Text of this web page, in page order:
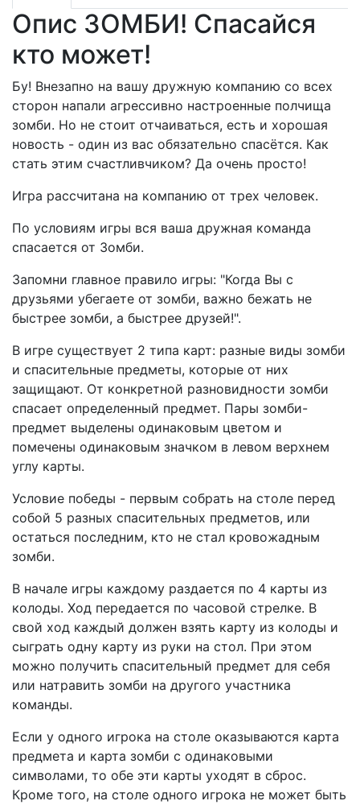
Опис ЗОМБИ! Спасайся
кто может!
Бу! Внезапно на вашу дружную компанию со всех
сторон напали агрессивно настроенные полчища
зомби. Но не стоит отчаиваться, есть и хорошая
новость - один из вас обязательно спасётся. Как
стать этим счастливчиком? Да очень просто!
Игра рассчитана на компанию от трех человек.
По условиям игры вся ваша дружная команда
спасается от Зомби.
Запомни главное правило игры: "Когда Вы с
друзьями убегаете от зомби, важно бежать не
быстрее зомби, а быстрее друзей!".
В игре существует 2 типа карт: разные виды зомби
и спасительные предметы, которые от них
защищают. От конкретной разновидности зомби
спасает определенный предмет. Пары зомби-
предмет выделены одинаковым цветом и
помечены одинаковым значком в левом верхнем
углу карты.
Условие победы - первым собрать на столе перед
собой 5 разных спасительных предметов, или
остаться последним, кто не стал кровожадным
зомби.
В начале игры каждому раздается по 4 карты из
колоды. Ход передается по часовой стрелке. В
свой ход каждый должен взять карту из колоды и
сыграть одну карту из руки на стол. При этом
можно получить спасительный предмет для себя
или натравить зомби на другого участника
команды.
Если у одного игрока на столе оказываются карта
предмета и карта зомби с одинаковыми
символами, то обе эти карты уходят в сброс.
Кроме того, на столе одного игрока не может быть